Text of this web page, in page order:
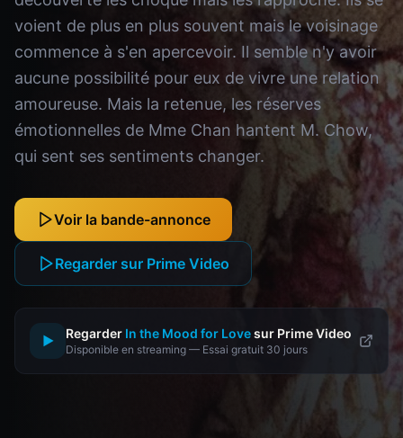
voient de plus en plus souvent mais le voisinage
commence à s'en apercevoir. Il semble n'y avoir
aucune possibilité pour eux de vivre une relation
amoureuse. Mais la retenue, les réserves
émotionnelles de Mme Chan hantent M. Chow,
qui sent ses sentiments changer.
Voir la bande-annonce
Regarder sur Prime Video
▶ Regarder In the Mood for Lovesur Prime Video
Disponible en streaming — Essai gratuit 30 jours